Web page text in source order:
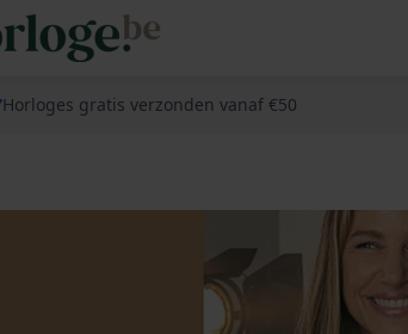
Horloges gratis verzonden vanaf €50